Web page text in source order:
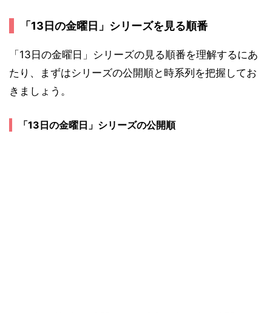
「13日の金曜日」シリーズを見る順番
「13日の金曜日」シリーズの見る順番を理解するにあ
たり、まずはシリーズの公開順と時系列を把握してお
きましょう。
「13日の金曜日」シリーズの公開順